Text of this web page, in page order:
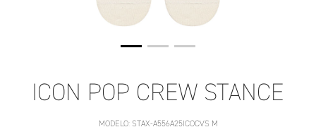
ICON POP CREW STANCE
MODELO: STAX-A556A25ICOCVS M